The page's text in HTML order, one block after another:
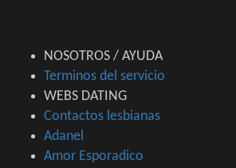
NOSOTROS / AYUDA
Terminos del servicio
WEBS DATING
Contactos lesbianas
Adanel
Amor Esporadico